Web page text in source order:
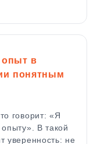
опыт в
понятным
говорит: «Я
В такой
уверенность: не